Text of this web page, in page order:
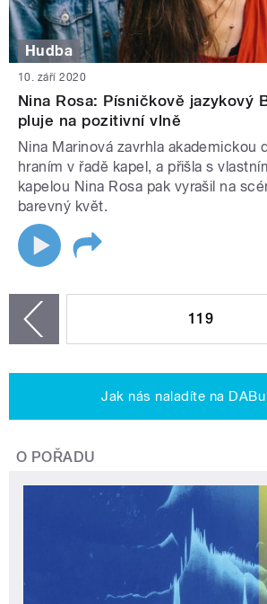
Hudba
10. září 2020
Nina Rosa: Písničkově jazykový
pluje na pozitivní vlně
Nina Marinová zavrhla akademickou
hraním v řadě kapel, a přišla s
kapelou Nina Rosa pak vyrašil na
barevný květ.
119
Jak nás naladíte na DABu
O POŘADU